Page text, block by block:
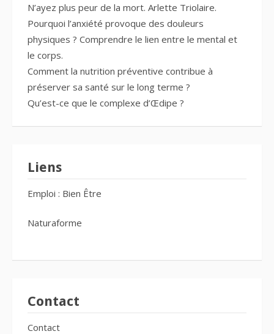
N’ayez plus peur de la mort. Arlette Triolaire.
Pourquoi l’anxiété provoque des douleurs
physiques ? Comprendre le lien entre le mental et
le corps.
Comment la nutrition préventive contribue à
préserver sa santé sur le long terme ?
Qu’est-ce que le complexe d’Œdipe ?
Liens
Emploi : Bien Être
Naturaforme
Contact
Contact